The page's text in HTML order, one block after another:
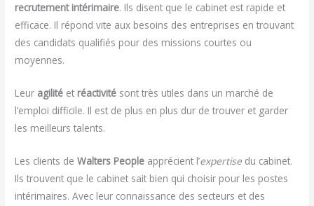
recrutement intérimaire. Ils disent que le cabinet est rapide et
efficace. Il répond vite aux besoins des entreprises en trouvant
des candidats qualifiés pour des missions courtes ou
moyennes.
Leur agilité et réactivité sont très utiles dans un marché de
l’emploi difficile. Il est de plus en plus dur de trouver et garder
les meilleurs talents.
Les clients deWalters People apprécient l’expertise du cabinet.
Ils trouvent que le cabinet sait bien qui choisir pour les postes
intérimaires. Avec leur connaissance des secteurs et des